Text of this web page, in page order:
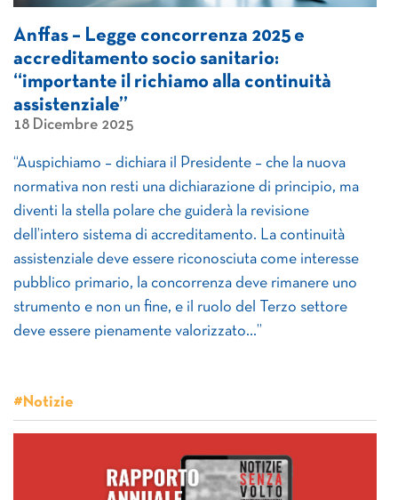
Anffas – Legge concorrenza 2025 e
accreditamento socio sanitario:
“importante il richiamo alla continuità
assistenziale”
18 Dicembre 2025
“Auspichiamo – dichiara il Presidente – che la nuova
normativa non resti una dichiarazione di principio, ma
diventi la stella polare che guiderà la revisione
dell’intero sistema di accreditamento. La continuità
assistenziale deve essere riconosciuta come interesse
pubblico primario, la concorrenza deve rimanere uno
strumento e non un fine, e il ruolo del Terzo settore
deve essere pienamente valorizzato…”
#Notizie